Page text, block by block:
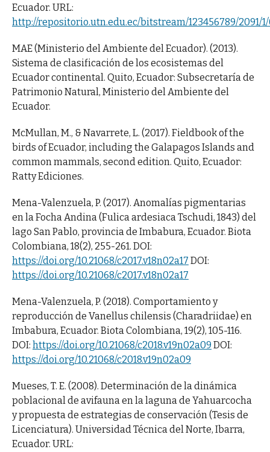
Ecuador. URL:
http://repositorio.utn.edu.ec/bitstream/123456789/2091/1/
MAE (Ministerio del Ambiente del Ecuador). (2013).
Sistema de clasificación de los ecosistemas del
Ecuador continental. Quito, Ecuador: Subsecretaría de
Patrimonio Natural, Ministerio del Ambiente del
Ecuador.
McMullan, M., & Navarrete, L. (2017). Fieldbook of the
birds of Ecuador, including the Galapagos Islands and
common mammals, second edition. Quito, Ecuador:
Ratty Ediciones.
Mena-Valenzuela, P. (2017). Anomalías pigmentarias
en la Focha Andina (Fulica ardesiaca Tschudi, 1843) del
lago San Pablo, provincia de Imbabura, Ecuador. Biota
Colombiana, 18(2), 255-261. DOI:
https://doi.org/10.21068/c2017.v18n02a17 DOI:
https://doi.org/10.21068/c2017.v18n02a17
Mena-Valenzuela, P. (2018). Comportamiento y
reproducción de Vanellus chilensis (Charadriidae) en
Imbabura, Ecuador. Biota Colombiana, 19(2), 105-116.
DOI: https://doi.org/10.21068/c2018.v19n02a09 DOI:
https://doi.org/10.21068/c2018.v19n02a09
Mueses, T. E. (2008). Determinación de la dinámica
poblacional de avifauna en la laguna de Yahuarcocha
y propuesta de estrategias de conservación (Tesis de
Licenciatura). Universidad Técnica del Norte, Ibarra,
Ecuador. URL: